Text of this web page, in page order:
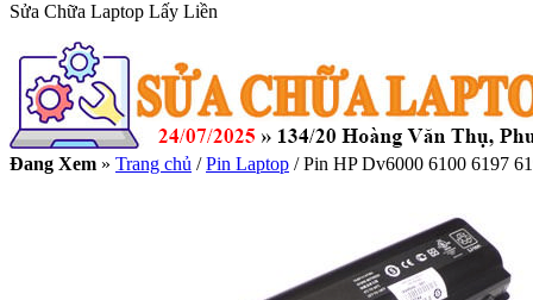
Sửa Chữa Laptop Lấy Liền
Đang Xem » Trang chủ / Pin Laptop /Pin HP Dv6000 6100 6197